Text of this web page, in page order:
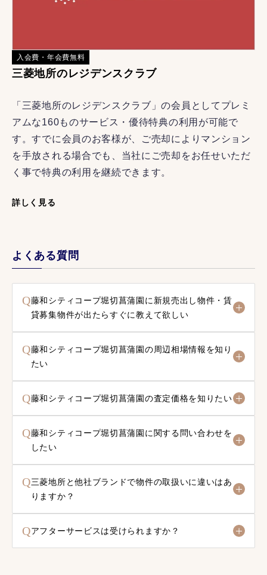
入会費・年会費無料
三菱地所のレジデンスクラブ
「三菱地所のレジデンスクラブ」の会員としてプレミ
アムな160ものサービス・優待特典の利用が可能で
す。すでに会員のお客様が、ご売却によりマンション
を手放される場合でも、当社にご売却をお任せいただ
く事で特典の利用を継続できます。
詳しく見る
よくある質問
Q藤和シティコープ堀切菖蒲園に新規売出し物件・賃
貸募集物件が出たらすぐに教えて欲しい
Q藤和シティコープ堀切菖蒲園の周辺相場情報を知り
たい
Q藤和シティコープ堀切菖蒲園の査定価格を知りたい
Q藤和シティコープ堀切菖蒲園に関する問い合わせを
したい
Q三菱地所と他社ブランドで物件の取扱いに違いはあ
りますか？
Qアフターサービスは受けられますか？